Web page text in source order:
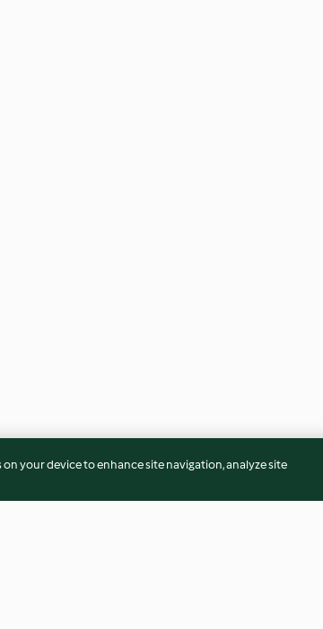
on your device to enhance site navigation, analyze site